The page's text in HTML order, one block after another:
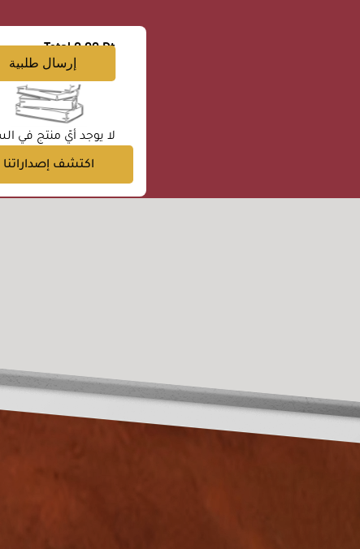
لا يوجد أيّ منتج في
اكتشف إصداراتنا
Total 0.00 Dt
إرسال طلبية